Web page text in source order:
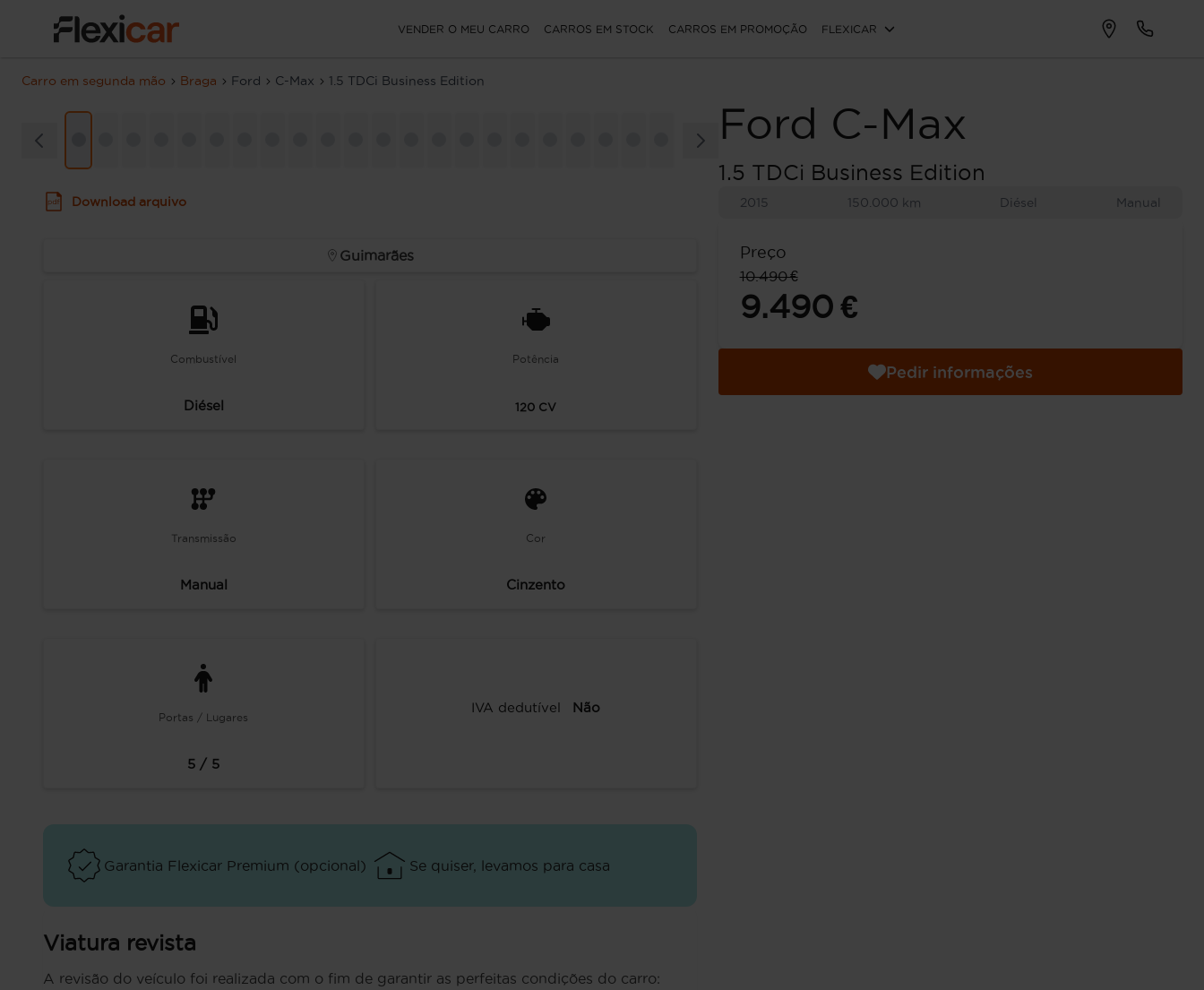
VENDER O MEU CARRO CARROS EM STOCK CARROS EM PROMOÇÃO FLEXICAR
Carro em segunda mão Braga Ford C-Max 1.5 TDCi Business Edition
Ford C-Max
1.5 TDCi Business Edition
2015 150.000 km Diésel Manual
Preço
10.490 €
9.490 €
Pedir informações
Download arquivo
Guimarães
Combustível
Diésel
Potência
120 CV
Transmissão
Manual
Cor
Cinzento
Portas / Lugares
5 / 5
IVA dedutível Não
Garantia Flexicar Premium (opcional) Se quiser, levamos para casa
Viatura revista
A revisão do veículo foi realizada com o fim de garantir as perfeitas condições do carro: